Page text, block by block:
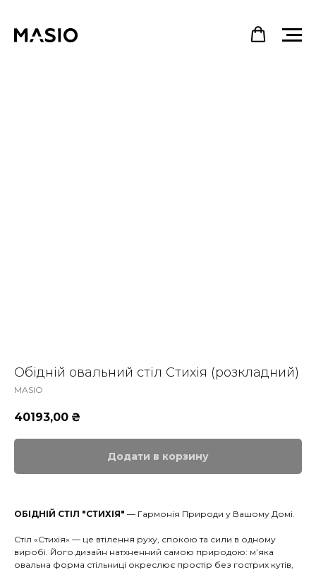
Обідній овальний стіл Стихія (розкладний)
MASIO
40193,00 ₴
Додати в корзину
ОБІДНІЙ СТІЛ "СТИХІЯ" — Гармонія Природи у Вашому Домі.
Стіл «Стихія» — це втілення руху, спокою та сили в одному
виробі. Його дизайн натхненний самою природою: м’яка
овальна форма стільниці окреслює простір без гострих кутів,